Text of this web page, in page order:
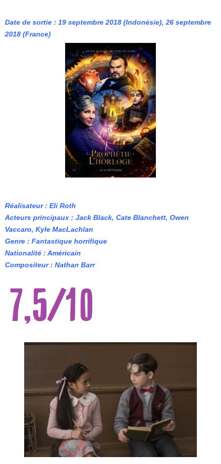
Date de sortie : 19 septembre 2018 (Indonésie), 26 septembre
2018 (France)
Réalisateur : Eli Roth
Acteurs principaux : Jack Black, Cate Blanchett, Owen
Vaccaro, Kyle MacLachlan
Genre : Fantastique horrifique
Nationalité : Américain
Compositeur : Nathan Barr